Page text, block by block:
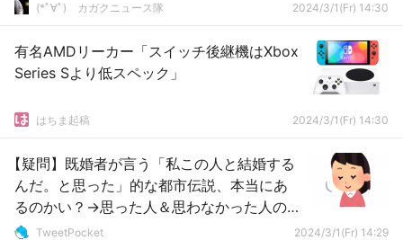
(*ﾟ∀ﾟ)ゞカガクニュース隊 2024/3/1(Fr) 14:30
有名AMDリーカー「スイッチ後継機はXbox
Series Sより低スペック」
はちま起稿 2024/3/1(Fr) 14:30
【疑問】既婚者が言う「私この人と結婚する
んだ。と思った」的な都市伝説、本当にあ
るのかい？→思った人＆思わなかった人の
声
TweetPocket 2024/3/1(Fr) 14:29